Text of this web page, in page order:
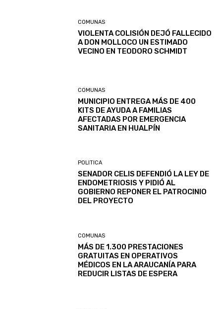
COMUNAS
VIOLENTA COLISIÓN DEJÓ FALLECIDO
A DON MOLLOCO UN ESTIMADO
VECINO EN TEODORO SCHMIDT
COMUNAS
MUNICIPIO ENTREGA MÁS DE 400
KITS DE AYUDA A FAMILIAS
AFECTADAS POR EMERGENCIA
SANITARIA EN HUALPÍN
POLITICA
SENADOR CELIS DEFENDIÓ LA LEY DE
ENDOMETRIOSIS Y PIDIÓ AL
GOBIERNO REPONER EL PATROCINIO
DEL PROYECTO
COMUNAS
MÁS DE 1.300 PRESTACIONES
GRATUITAS EN OPERATIVOS
MÉDICOS EN LA ARAUCANÍA PARA
REDUCIR LISTAS DE ESPERA